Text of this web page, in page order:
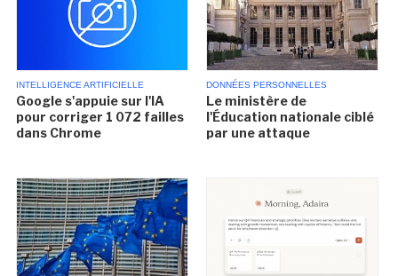
INTELLIGENCE ARTIFICIELLE
Google s'appuie sur l'IA
pour corriger 1 072 failles
dans Chrome
DONNÉES PERSONNELLES
Le ministère de
l'Éducation nationale ciblé
par une attaque